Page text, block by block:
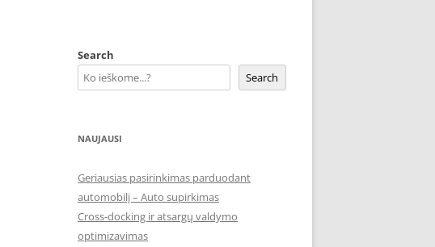
Search
Search
NAUJAUSI
Geriausias pasirinkimas parduodant
automobilį – Auto supirkimas
Cross-docking ir atsargų valdymo
optimizavimas